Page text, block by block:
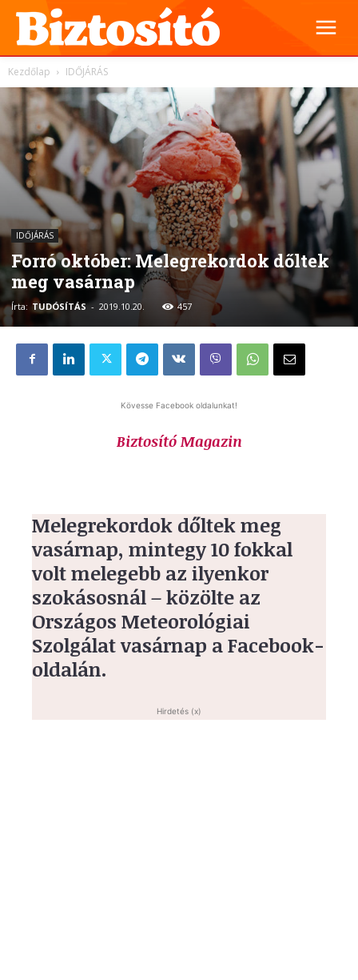
Kezdőlap IDŐJÁRÁS
IDŐJÁRÁS
Forró október: Melegrekordok dőltek
meg vasárnap
Írta: TUDÓSÍTÁS - 2019.10.20. 457
Kövesse Facebook oldalunkat!
Biztosító Magazin
Melegrekordok dőltek meg
vasárnap, mintegy 10 fokkal
volt melegebb az ilyenkor
szokásosnál – közölte az
Országos Meteorológiai
Szolgálat vasárnap a Facebook-
oldalán.
Hirdetés (x)